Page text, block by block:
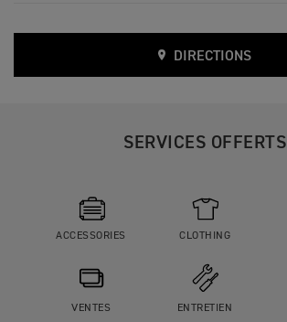
DIRECTIONS
SERVICES OFFERTS
ACCESSORIES CLOTHING
VENTES ENTRETIEN